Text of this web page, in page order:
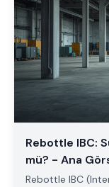
Rebottle IBC:
mü? - Ana
Rebottle IBC